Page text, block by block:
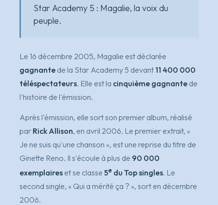
Star Academy 5 : Magalie, la voix du
peuple.
Le 16 décembre 2005, Magalie est déclarée
gagnante de la Star Academy 5 devant 11 400 000
téléspectateurs. Elle est la cinquième gagnante de
l'histoire de l'émission.
Après l'émission, elle sort son premier album, réalisé
par Rick Allison, en avril 2006. Le premier extrait, «
Je ne suis qu'une chanson », est une reprise du titre de
Ginette Reno. Il s'écoule à plus de 90 000
exemplaires et se classe 5e du Top singles. Le
second single, « Qui a mérité ça ? », sort en décembre
2006.